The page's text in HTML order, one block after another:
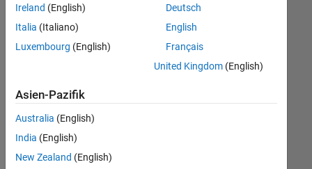
oder
alle
Stellenangebote
anzeigen .
noch
keine
offenen
Stellen
Ireland (English)
Italia (Italiano)
Luxembourg (English)
Deutsch
English
Français
United Kingdom(English)
Asien-Pazifik
Australia (English)
India (English)
New Zealand (English)